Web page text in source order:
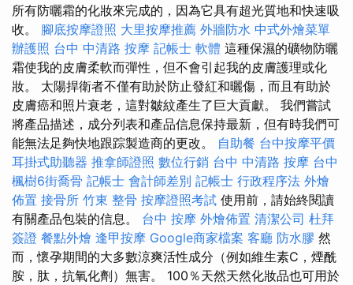
所有防曬霜的化妝來完成的，因為它具有超光質地和快速吸
收。 腳底按摩證照 大里按摩推薦 外牆防水 中式外燴菜單
辦護照 台中 中清路 按摩 記帳士 軟體 這種保濕的礦物防曬
霜使我的皮膚柔軟而彈性，但不會引起我的皮膚護理或化
妝。 太陽捍衛者不僅有助於防止發紅和曬傷，而且有助於
皮膚癌和照片衰老，這對皺紋產生了巨大貢獻。 我們嘗試
將產品描述，成分列表和產品信息保持最新，但有時我們可
能無法足夠快地跟踪製造商的更改。 自助餐 台中按摩平價
耳掛式助聽器 推拿師證照 數位行銷 台中 中清路 按摩 台中
楓樹6街喬骨 記帳士 會計師差別 記帳士 行政程序法 外燴
佈置 接骨所 竹東 整骨 按摩證照考試 使用前，請始終閱讀
有關產品包裝的信息。 台中 按摩 外燴佈置 清潔公司 杜拜
簽證 餐點外燴 逢甲按摩 Google商家檔案 客廳 防水膠 然
而，懷孕期間的大多數涼爽活性成分（例如維生素C，煙酰
胺，肽，抗氧化劑）無害。 100％天然天然化妝品也可用於